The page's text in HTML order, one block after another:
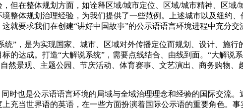
但在整体规划方面，如诠释区域/城市定位、区域/城市精神、区
整体规划治理经验，为我们提供了一些范例。上述城市以及纽约
就要求我们在创建“讲好中国故事”的公示语语言环境进程中充分交
”，是为实现国家、城市、区域对外传播定位而规划、设计、施
的达成。打造“大解说系统”，需要点线结合、由线到面。“大解说
然景观、主题公园、节庆活动、体育赛事、文艺演出、商务购物
时也是公示语语言环境的局域与全域治理理念和经验的国际交流
充当世界语的英语，在一些方面扮演着国际公示语的重要角色。